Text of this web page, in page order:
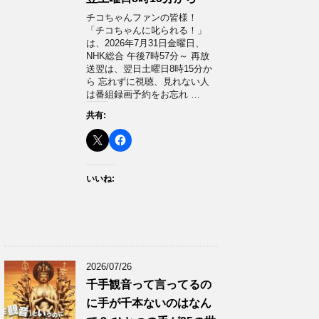
チコちゃんファンの皆様！
「チコちゃんに叱られる！」​
は、2026年7月31日金曜日、
NHK総合 午後7時57分～ 再放
送翌は、翌日土曜日8時15分か
ら 忘れずに視聴、見れない人
は番組録画予約をお忘れ …
共有:
いいね:
2026/07/26
千手観音って言ってるの
に手が千本ないのはなん